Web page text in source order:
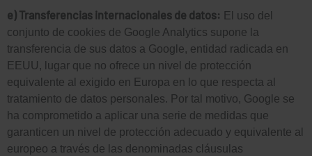
e) Transferencias internacionales de datos: El uso del
conjunto de cookies de Google Analytics supone la
transferencia de sus datos a Google, entidad radicada en
EEUU, lugar que no ofrece un nivel de protección
equivalente al exigido en Europa en lo que respecta al
tratamiento de datos personales. Por tal motivo, Google se
ha comprometido a aplicar una serie de medidas que
garanticen un nivel de protección adecuado y equivalente al
europeo a través de las denominadas cláusulas
n